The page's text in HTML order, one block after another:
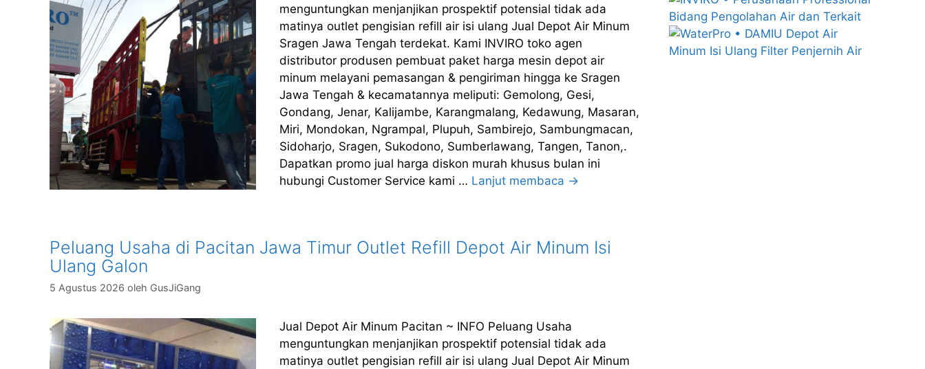
menguntungkan menjanjikan prospektif potensial tidak ada
matinya outlet pengisian refill air isi ulang Jual Depot Air Minum
Sragen Jawa Tengah terdekat. Kami INVIRO toko agen
distributor produsen pembuat paket harga mesin depot air
minum melayani pemasangan & pengiriman hingga ke Sragen
Jawa Tengah & kecamatannya meliputi: Gemolong, Gesi,
Gondang, Jenar, Kalijambe, Karangmalang, Kedawung, Masaran,
Miri, Mondokan, Ngrampal, Plupuh, Sambirejo, Sambungmacan,
Sidoharjo, Sragen, Sukodono, Sumberlawang, Tangen, Tanon,.
Dapatkan promo jual harga diskon murah khusus bulan ini
hubungi Customer Service kami … Lanjut membaca →
Peluang Usaha di Pacitan Jawa Timur Outlet Refill Depot Air Minum Isi
Ulang Galon
5 Agustus 2026 oleh GusJiGang
Jual Depot Air Minum Pacitan ~ INFO Peluang Usaha
menguntungkan menjanjikan prospektif potensial tidak ada
matinya outlet pengisian refill air isi ulang Jual Depot Air Minum